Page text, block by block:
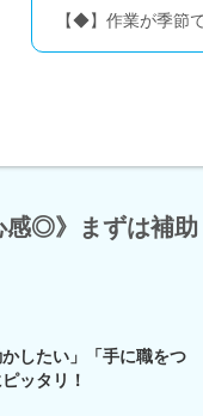
【◆】作業が季節
感◎》まずは補助
かしたい」「手に職をつ
ッタリ！